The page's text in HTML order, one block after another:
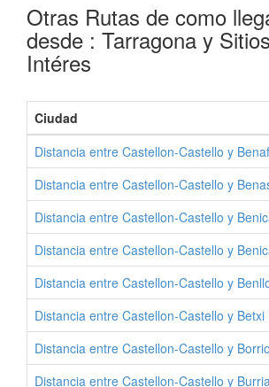
Otras Rutas de como
desde : Tarragona y
Intéres
Ciudad
Distancia entre Castellon-Castello y
Distancia entre Castellon-Castello y
Distancia entre Castellon-Castello y
Distancia entre Castellon-Castello y
Distancia entre Castellon-Castello y
Distancia entre Castellon-Castello y Betxi
Distancia entre Castellon-Castello y
Distancia entre Castellon-Castello y